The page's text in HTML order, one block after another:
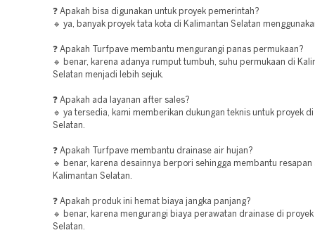
❓ Apakah bisa digunakan untuk proyek pemerintah?
🔹 ya, banyak proyek tata kota di Kalimantan Selatan
❓ Apakah Turfpave membantu mengurangi panas permukaan?
🔹 benar, karena adanya rumput tumbuh, suhu permukaan di
Selatan menjadi lebih sejuk.
❓ Apakah ada layanan after sales?
🔹 ya tersedia, kami memberikan dukungan teknis untuk proyek
Selatan.
❓ Apakah Turfpave membantu drainase air hujan?
🔹 benar, karena desainnya berpori sehingga membantu resapan
Kalimantan Selatan.
❓ Apakah produk ini hemat biaya jangka panjang?
🔹 benar, karena mengurangi biaya perawatan drainase di
Selatan.